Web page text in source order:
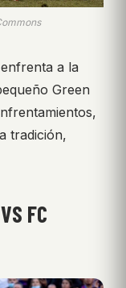
a la
Green
tradición,
FC